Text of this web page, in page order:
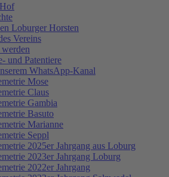
Loburger Horsten
Vereins
und Patentiere
WhatsApp-Kanal
Mose
Claus
Gambia
Basuto
Marianne
Seppl
2025er Jahrgang aus Loburg
2023er Jahrgang Loburg
2022er Jahrgang